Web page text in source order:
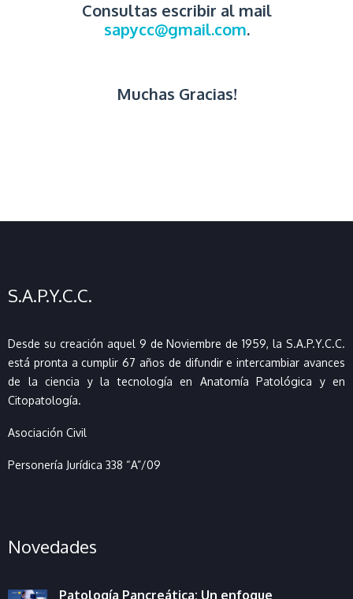
Consultas escribir al mail
sapycc@gmail.com.
Muchas Gracias!
S.A.P.Y.C.C.
Desde su creación aquel 9 de Noviembre de 1959, la S.A.P.Y.C.C.
está pronta a cumplir 67 años de difundir e intercambiar avances
de la ciencia y la tecnología en Anatomía Patológica y en
Citopatología.
Asociación Civil
Personería Jurídica 338 “A”/09
Novedades
Patología Pancreática: Un enfoque